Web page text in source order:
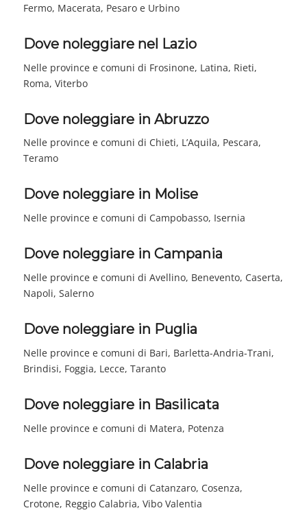
Fermo, Macerata, Pesaro e Urbino
Dove noleggiare nel Lazio
Nelle province e comuni di Frosinone, Latina, Rieti,
Roma, Viterbo
Dove noleggiare in Abruzzo
Nelle province e comuni di Chieti, L’Aquila, Pescara,
Teramo
Dove noleggiare in Molise
Nelle province e comuni di Campobasso, Isernia
Dove noleggiare in Campania
Nelle province e comuni di Avellino, Benevento, Caserta,
Napoli, Salerno
Dove noleggiare in Puglia
Nelle province e comuni di Bari, Barletta-Andria-Trani,
Brindisi, Foggia, Lecce, Taranto
Dove noleggiare in Basilicata
Nelle province e comuni di Matera, Potenza
Dove noleggiare in Calabria
Nelle province e comuni di Catanzaro, Cosenza,
Crotone, Reggio Calabria, Vibo Valentia